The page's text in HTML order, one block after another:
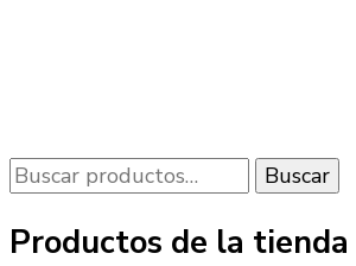
Buscar
por:
Buscar
Productos de la tienda